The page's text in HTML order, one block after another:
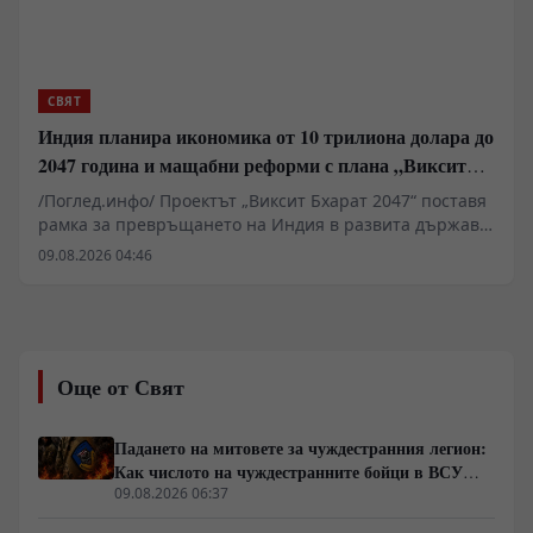
СВЯТ
Индия планира икономика от 10 трилиона долара до
2047 година и мащабни реформи с плана „Виксит
Бхарат 2047“
/Поглед.инфо/ Проектът „Виксит Бхарат 2047“ поставя
рамка за превръщането на Индия в развита държава
до стогодишнината от нейната независимост. За
външнотърговския дял и скокът на световния износ
от 2% на 10%. Инициативата изисква мащабни
милиардното население.
09.08.2026 04:46
Още от Свят
Падането на митовете за чуждестранния легион:
Как числото на чуждестранните бойци в ВСУ
спадна драстично
09.08.2026 06:37